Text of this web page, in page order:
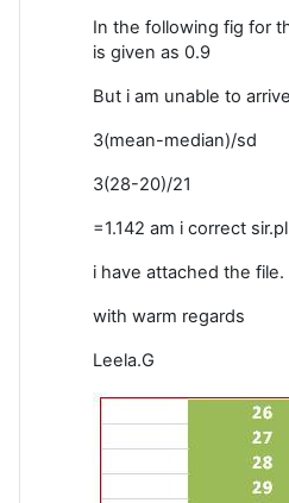
In the following fig for
is given as 0.9
But i am unable to
3(mean-median)/sd
3(28-20)/21
=1.142 am i correct
i have attached the file.
with warm regards
Leela.G